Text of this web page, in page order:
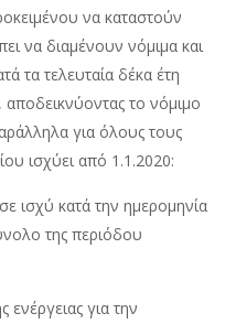
να καταστούν
να διαμένουν νόμιμα και
τα τελευταία δέκα έτη
το νόμιμο
για όλους τους
ισχύει από 1.1.2020:
ισχύ κατά την ημερομηνία
της περιόδου
για την